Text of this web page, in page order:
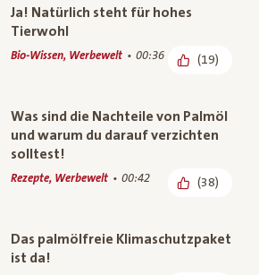
Ja! Natürlich steht für hohes
Tierwohl
Bio-Wissen, Werbewelt 00:36 (19)
Was sind die Nachteile von Palmöl
und warum du darauf verzichten
solltest!
Rezepte, Werbewelt 00:42 (38)
Das palmölfreie Klimaschutzpaket
ist da!